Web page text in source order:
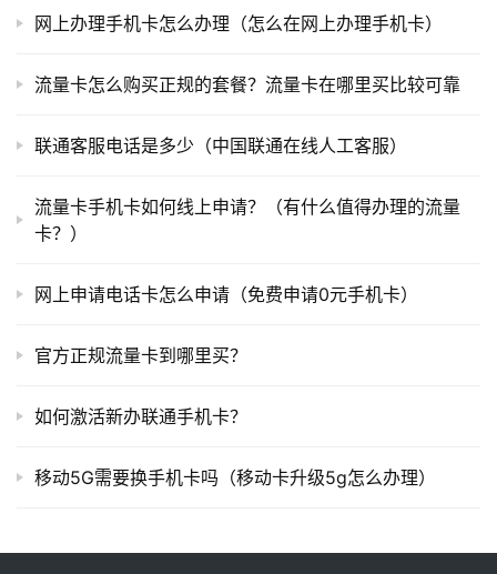
网上办理手机卡怎么办理（怎么在网上办理手机卡）
流量卡怎么购买正规的套餐？流量卡在哪里买比较可靠
联通客服电话是多少（中国联通在线人工客服）
流量卡手机卡如何线上申请？（有什么值得办理的流量
卡？）
网上申请电话卡怎么申请（免费申请0元手机卡）
官方正规流量卡到哪里买？
如何激活新办联通手机卡？
移动5G需要换手机卡吗（移动卡升级5g怎么办理）